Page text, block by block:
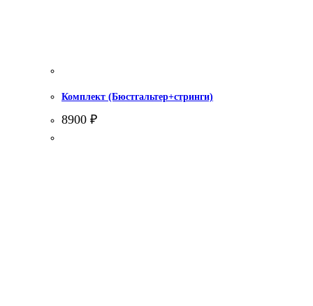
Комплект (Бюстгальтер+стринги)
8900 ₽